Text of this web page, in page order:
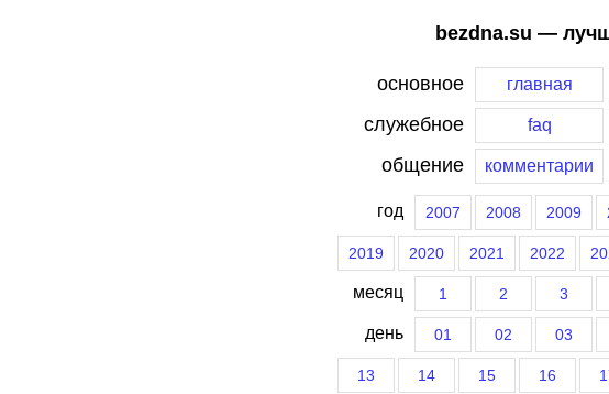
bezdna.su —
основное главная
служебное faq
общение комментарии
год 2007 2008 2009
2019 2020 2021 2022
месяц 1 2 3
день 01 02 03
13 14 15 16